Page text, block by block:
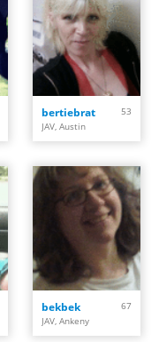
bertiebrat
53
JAV, Austin
bekbek
67
JAV, Ankeny